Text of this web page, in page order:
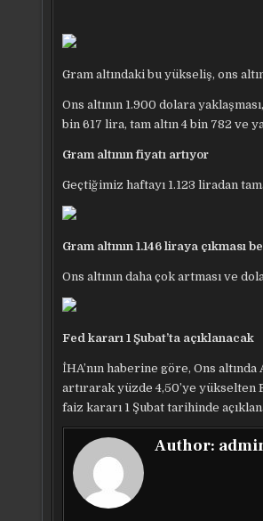
Gram altındaki bu yükseliş, ons
Ons altının 1.900 dolara
bin 617 lira, tam altın 4 bin 782 ve
Gram altının fiyatı artıyor
Geçtiğimiz haftayı 1.123 liradan
Gram altının 1.146 liraya çıkması
Ons altının daha çok artması ve
Fed kararı 1 Şubat’ta açıklanacak
İHA’nın haberine göre, Ons
artırarak yüzde 4,50’ye yükselten
faiz kararı 1 Şubat tarihinde
Author: